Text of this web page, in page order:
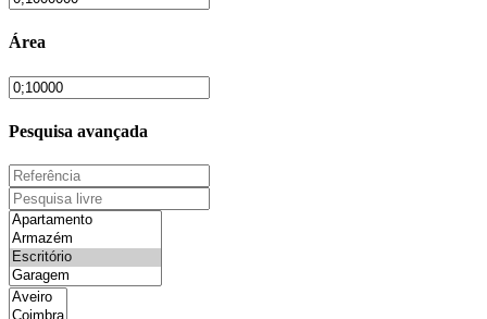
Área
Pesquisa avançada